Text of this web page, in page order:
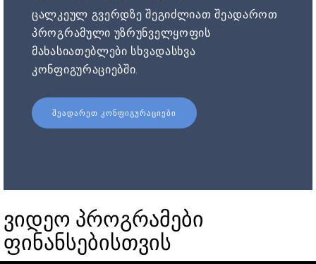
ცალკეულ გვერდზე შეგიძლიათ შეადაროთ
პროგრამული უზრუნველყოფის
მახასიათებლები სხვადასხვა
კონფიგურაციებში.
ᲨᲔᲐᲓᲐᲠᲔᲗ ᲙᲝᲜᲤᲘᲒᲣᲠᲐᲪᲘᲔᲑᲘ
ვიდეო პროგრამები
ფინანსებისთვის